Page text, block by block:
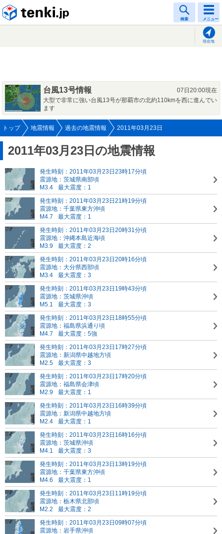
検索 メニュー
現在地
台風13号情報
07日20:00現在
大型で非常に強い台風13号が那覇市の北約110kmを西に進んでい
ます
トップ 地震情報 過去の地震情報 2011年03月23日
2011年03月23日の地震情報
発生時刻：2011年03月23日23時17分頃
震源地：茨城県南部頃
M3.4
最大震度：1
発生時刻：2011年03月23日21時19分頃
震源地：千葉県東方沖頃
M4.7
最大震度：1
発生時刻：2011年03月23日20時31分頃
震源地：沖縄本島近海頃
M3.9
最大震度：2
発生時刻：2011年03月23日20時16分頃
震源地：大分県西部頃
M3.4
最大震度：3
発生時刻：2011年03月23日19時43分頃
震源地：茨城県沖頃
M5.1
最大震度：3
発生時刻：2011年03月23日18時55分頃
震源地：福島県浜通り頃
M4.7
最大震度：5強
発生時刻：2011年03月23日17時27分頃
震源地：新潟県中越地方頃
M2.5
最大震度：3
発生時刻：2011年03月23日17時20分頃
震源地：福島県会津頃
M2.9
最大震度：1
発生時刻：2011年03月23日16時39分頃
震源地：新潟県中越地方頃
M2.4
最大震度：1
発生時刻：2011年03月23日16時16分頃
震源地：茨城県沖頃
M4.1
最大震度：3
発生時刻：2011年03月23日13時19分頃
震源地：千葉県東方沖頃
M4.6
最大震度：1
発生時刻：2011年03月23日11時19分頃
震源地：栃木県北部頃
M2.2
最大震度：2
発生時刻：2011年03月23日09時07分頃
震源地：岩手県沖頃